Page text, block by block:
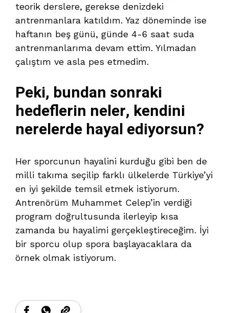
teorik derslere, gerekse denizdeki
antrenmanlara katıldım. Yaz döneminde ise
haftanın beş günü, günde 4-6 saat suda
antrenmanlarıma devam ettim. Yılmadan
çalıştım ve asla pes etmedim.
Peki, bundan sonraki
hedeflerin neler, kendini
nerelerde hayal ediyorsun?
Her sporcunun hayalini kurduğu gibi ben de
milli takıma seçilip farklı ülkelerde Türkiye’yi
en iyi şekilde temsil etmek istiyorum.
Antrenörüm Muhammet Celep’in verdiği
program doğrultusunda ilerleyip kısa
zamanda bu hayalimi gerçekleştireceğim. İyi
bir sporcu olup spora başlayacaklara da
örnek olmak istiyorum.